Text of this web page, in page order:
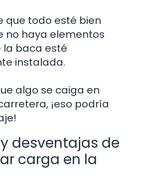
que todo esté bien
no haya elementos
la baca esté
instalada.
algo se caiga en
¡eso podría
desventajas de
carga en la